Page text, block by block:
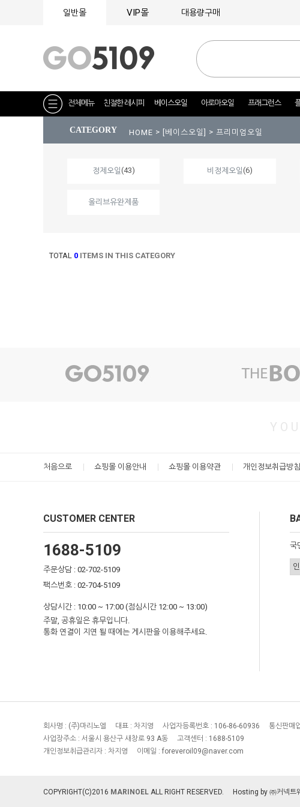
일반몰 VIP몰 대용량구매
전체메뉴 친절한 레시피 베이스오일 아로마오일 프래그런스
CATEGORY HOME > [베이스오일] > 프리미엄오일
정제오일(43) 비정제오일(6)
올리브유완제품
TOTAL 0 ITEMS IN THIS CATEGORY
처음으로 쇼핑몰 이용안내 쇼핑몰 이용약관 개인정보취급방침
CUSTOMER CENTER
1688-5109
주문상담 : 02-702-5109
팩스번호 : 02-704-5109
상담시간 : 10:00 ~ 17:00 (점심시간 12:00 ~ 13:00)
주말, 공휴일은 휴무입니다.
통화 연결이 지연 될 때에는 게시판을 이용해주세요.
국
회사명 : (주)마리노엘 대표 : 차지영 사업자등록번호 : 106-86-60936 통신판매
사업장주소 : 서울시 용산구 새창로 93 A동 고객센터 : 1688-5109
개인정보취급관리자 : 차지영 이메일 : foreveroil09@naver.com
COPYRIGHT(C)2016 MARINOEL ALL RIGHT RESERVED. Hosting by ㈜커넥트